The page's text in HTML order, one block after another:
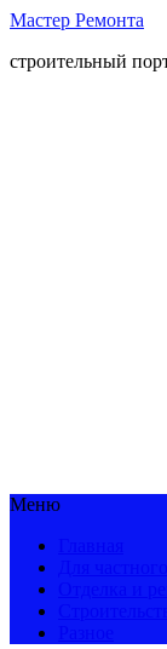
Мастер Ремонта
строительный
Меню